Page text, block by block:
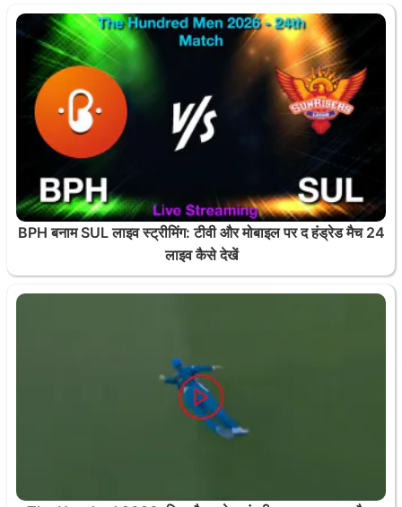
BPH बनाम SUL लाइव स्ट्रीमिंग: टीवी और मोबाइल पर द हंड्रेड मैच 24
लाइव कैसे देखें